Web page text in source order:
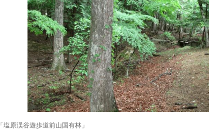
「塩原渓谷遊歩道前山国有林」